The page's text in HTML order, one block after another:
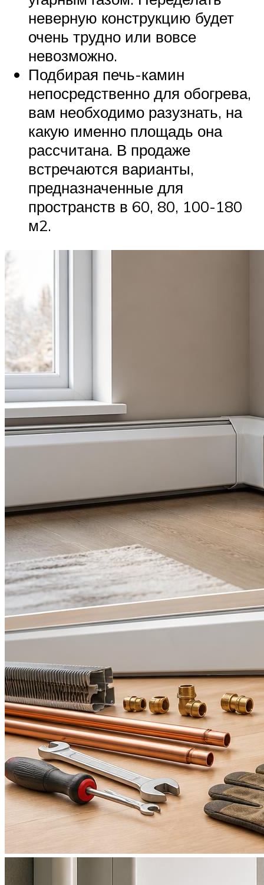
неверную конструкцию будет
очень трудно или вовсе
невозможно.
Подбирая печь-камин
непосредственно для обогрева,
вам необходимо разузнать, на
какую именно площадь она
рассчитана. В продаже
встречаются варианты,
предназначенные для
пространств в 60, 80, 100-180
м2.